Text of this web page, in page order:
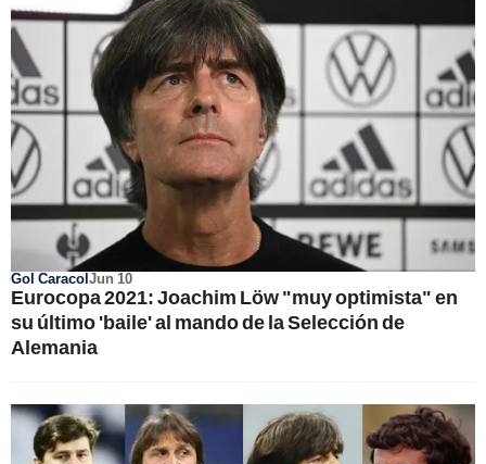
Gol CaracolJun 10
Eurocopa 2021: Joachim Löw "muy optimista" en
su último 'baile' al mando de la Selección de
Alemania